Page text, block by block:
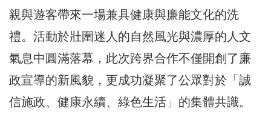
親與遊客帶來一場兼具健康與廉能文化的洗
禮。活動於壯圍迷人的自然風光與濃厚的人文
氣息中圓滿落幕，此次跨界合作不僅開創了廉
政宣導的新風貌，更成功凝聚了公眾對於「誠
信施政、健康永續、綠色生活」的集體共識。